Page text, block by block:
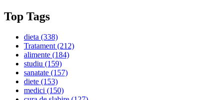
Top Tags
dieta (338)
Tratament(212)
alimente (184)
studiu (159)
sanatate (157)
diete (153)
medici (150)